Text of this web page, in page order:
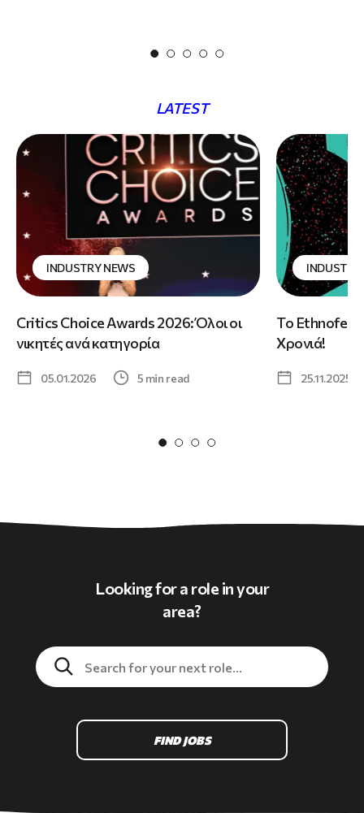
LATEST
INDUSTRY NEWS
Critics Choice Awards 2026: Όλοι οι
νικητές ανά κατηγορία
05.01.2026 5 min read
INDUSTRY
Το Ethnofest
Χρονιά!
25.11.2025
Looking for a role in your
area?
FIND JOBS